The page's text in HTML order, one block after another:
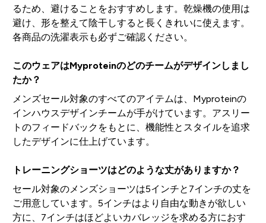
るため、避けることをおすすめします。乾燥機の使用は
避け、形を整えて陰干しすると長くきれいに使えます。
各商品の洗濯表示も必ずご確認ください。
このウェアはMyproteinのどのチームがデザインしまし
たか？
メンズセール対象のすべてのアイテムは、Myproteinの
インハウスデザインチームが手がけています。アスリー
トのフィードバックをもとに、機能性とスタイルを追求
したデザインに仕上げています。
トレーニングショーツはどのような丈がありますか？
セール対象のメンズショーツは5インチと7インチの丈を
ご用意しています。5インチはより自由な動きが欲しい
方に、7インチはほどよいカバレッジを求める方におす